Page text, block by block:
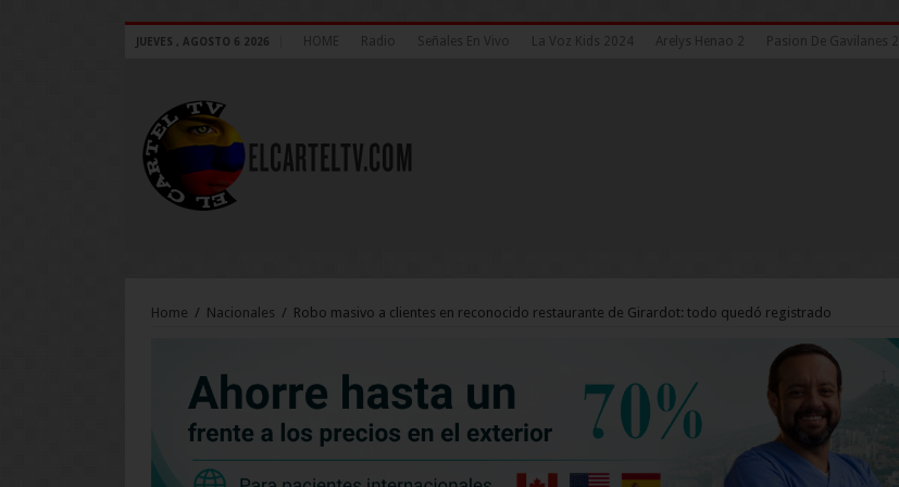
JUEVES , AGOSTO 6 2026 HOME Radio Señales En Vivo La Voz Kids 2024 Arelys Henao 2 Pasion De Gavilanes 2
Home / Nacionales / Robo masivo a clientes en reconocido restaurante de Girardot: todo quedó registrado